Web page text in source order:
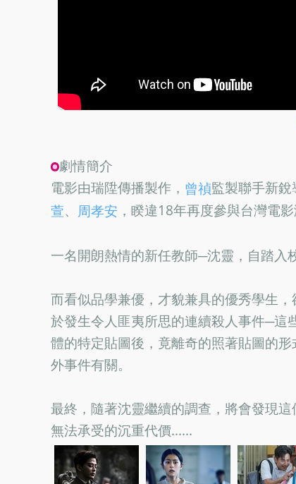
劇情簡介
電影由瑞陞傳播製作， 曾禎監製聯手新
萱、 周孝安 ，睽違18年再度參與台灣電
一名開朗熱情的新任教師─沈靈，自踏
而看似品學兼優，才貌兼具的優秀學生
於發生令人匪夷所思的連續殺人事件─這
體的特定貼圖後，竟離奇的照著貼圖的
外事件有關。
最終，隨著沈靈繼續的調查，將會發現
無法承受的沉重代價......